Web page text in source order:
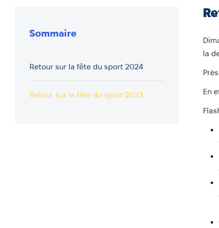
la
En
Sommaire
Retour sur la fête du sport 2024
Retour sur la fête du sport 2023